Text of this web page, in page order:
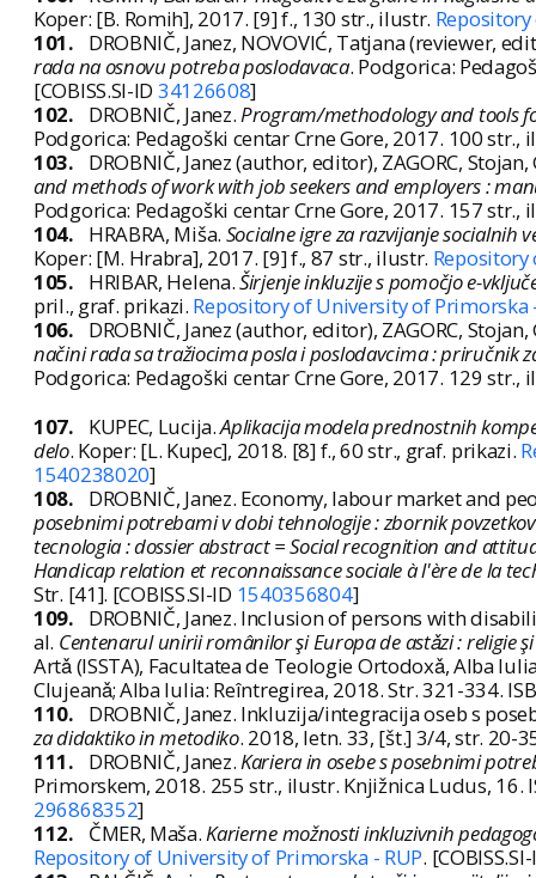
Koper: [B. Romih], 2017. [9] f., 130 str., ilustr.
101.
DROBNIČ, Janez, NOVOVIĆ, Tatjana (reviewer,
rada na osnovu potreba poslodavaca. Podgorica:
[COBISS.SI-ID 34126608]
102.
DROBNIČ, Janez.Program/methodology and tools
Podgorica: Pedagoški centar Crne Gore, 2017. 100
103.
DROBNIČ, Janez (author, editor), ZAGORC, Stojan,
and methods of work with job seekers and employers :
Podgorica: Pedagoški centar Crne Gore, 2017. 157
104.
HRABRA, Miša. Socialne igre za razvijanje socialnih
Koper: [M. Hrabra], 2017. [9] f., 87 str., ilustr.
105.
HRIBAR, Helena.Širjenje inkluzije s pomočjo e-
pril., graf. prikazi. Repository of University of Primorska
106.
DROBNIČ, Janez (author, editor), ZAGORC, Stojan,
načini rada sa tražiocima posla i poslodavcima : priručnik
Podgorica: Pedagoški centar Crne Gore, 2017. 129
107.
KUPEC, Lucija.Aplikacija modela prednostnih
delo. Koper: [L. Kupec], 2018. [8] f., 60 str., graf. prikazi.
1540238020]
108.
DROBNIČ, Janez. Economy, labour market and
posebnimi potrebami v dobi tehnologije : zbornik
tecnologia : dossier abstract = Social recognition and
Handicap relation et reconnaissance sociale à l'ère de la
Str. [41]. [COBISS.SI-ID 1540356804]
109.
DROBNIČ, Janez. Inclusion of persons with
al. Centenarul unirii românilor şi Europa de astǎzi : religie
Artǎ (ISSTA), Facultatea de Teologie Ortodoxǎ, Alba
Clujeanǎ; Alba Iulia: Reîntregirea, 2018. Str. 321-334.
110.
DROBNIČ, Janez. Inkluzija/integracija oseb s
za didaktiko in metodiko. 2018, letn. 33, [št.] 3/4, str. 20-
111.
DROBNIČ, Janez.Kariera in osebe s posebnimi
Primorskem, 2018. 255 str., ilustr. Knjižnica Ludus, 16.
296868352]
112.
ČMER, Maša.Karierne možnosti inkluzivnih
Repository of University of Primorska - RUP.